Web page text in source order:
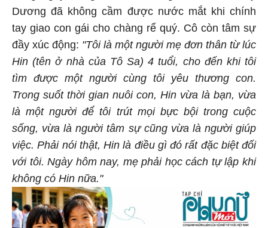
Dương đã không cầm được nước mắt khi chính
tay giao con gái cho chàng rể quý. Cô còn tâm sự
đầy xúc động: "Tôi là một người mẹ đơn thân từ lúc
Hin (tên ở nhà của Tô Sa) 4 tuổi, cho đến khi tôi
tìm được một người cùng tôi yêu thương con.
Trong suốt thời gian nuôi con, Hin vừa là bạn, vừa
là một người để tôi trút mọi bực bội trong cuộc
sống, vừa là người tâm sự cũng vừa là người giúp
việc. Phải nói thật, Hin là điều gì đó rất đặc biệt đối
với tôi. Ngày hôm nay, mẹ phải học cách tự lập khi
không có Hin nữa."